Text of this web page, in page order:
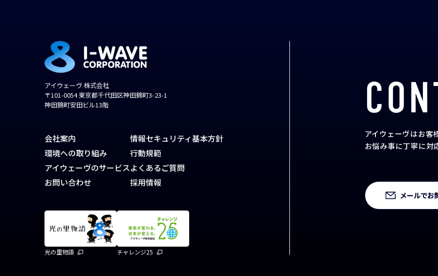
アイウェーヴはお客
お悩み事に丁寧に対
メールでお
アイウェーヴ 株式会社
〒101-0054 東京都千代田区神田錦町3-23-1
神田錦町安田ビル13階
会社案内
環境への取り組み
アイウェーヴのサービス
お問い合わせ
情報セキュリティ基本方針
行動規範
よくあるご質問
採用情報